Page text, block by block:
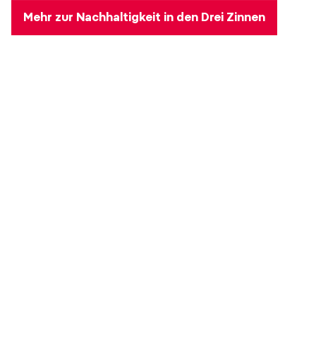
Mehr zur Nachhaltigkeit in den Drei Zinnen